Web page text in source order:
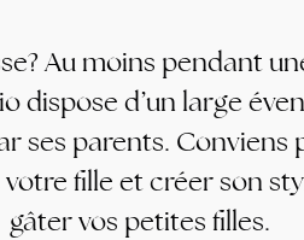
Au moins pendant
dispose d’un large
ses parents.
fille et créer son
gâter vos petites filles.